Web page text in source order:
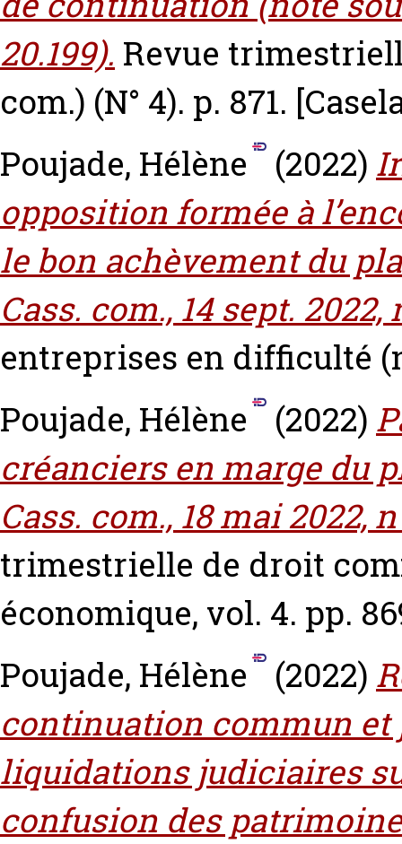
20.199). Revue
com.) (N° 4). p. 871.
Poujade, Hélène
(2022)
opposition formée à
le bon achèvement du
Cass. com., 14 sept. 2022,
entreprises en difficulté
Poujade, Hélène
(2022)
créanciers en marge du
Cass. com., 18 mai 2022,
trimestrielle de droit
économique, vol. 4. pp.
Poujade, Hélène
(2022)
continuation commun et
liquidations judiciaires
confusion des